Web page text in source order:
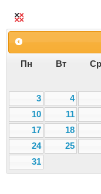
Пн Вт Ср
3
4
10
11
17
18
24
25
31